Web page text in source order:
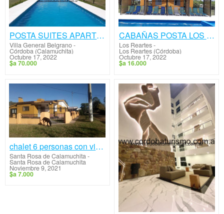
POSTA SUITES APART - Los Reartes
Villa General Belgrano-
Córdoba (Calamuchita)
Octubre 17, 2022
$a 70.000
CABAÑAS POSTA LOS REARTES
Los Reartes-
Los Reartes (Córdoba)
Octubre 17, 2022
$a 16.000
chalet 6 personas con vista a las sierras
Santa Rosa de Calamuchita -
Santa Rosa de Calamuchita
Noviembre 9, 2021
$a 7.000